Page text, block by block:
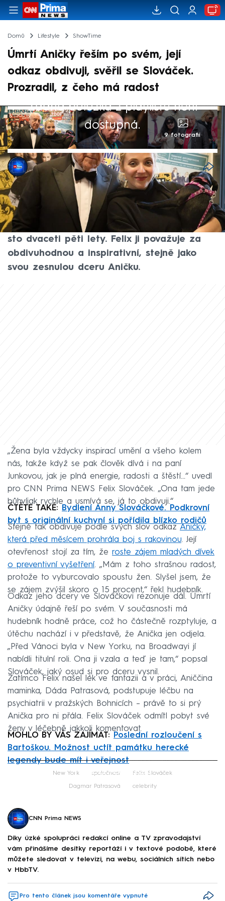
Domů Lifestyle ShowTime
Úmrtí Aničky řeším po svém, její
odkaz obdivuji, svěřil se Slováček.
Prozradil, z čeho má radost
Žádná položka z playlistu není
dostupná.
9 fotografií
CNN Prima NEWS
12. kvě 2025, 20:21
Felix Slováček si zahrál v novém klipu na
počest slavné Elišky Junkové. Nejrychlejší
žena na čtyřech kolech se narodila před
sto dvaceti pěti lety. Felix ji považuje za
obdivuhodnou a inspirativní, stejně jako
svou zesnulou dceru Aničku.
„Žena byla vždycky inspirací umění a všeho kolem
nás, takže když se pak člověk dívá i na paní
Junkovou, jak je plná energie, radosti a štěstí…“ uvedl
pro CNN Prima NEWS Felix Slováček. „Ona tam jede
bůhvíjak rychle a usmívá se, já to obdivuji.“
ČTĚTE TAKÉ:
Bydlení Anny Slováčkové. Podkrovní
byt s originální kuchyní si pořídila blízko rodičů
Stejně tak obdivuje podle svých slov odkaz Aničky,
která před měsícem prohrála boj s rakovinou. Její
otevřenost stojí za tím, že roste zájem mladých dívek
o preventivní vyšetření. „Mám z toho strašnou radost,
protože to vyburcovalo spoustu žen. Slyšel jsem, že
se zájem zvýšil skoro o 15 procent,“ řekl hudebník.
Odkaz jeho dcery ve Slováčkovi rezonuje dál. Úmrtí
Aničky údajně řeší po svém. V současnosti má
hudebník hodně práce, což ho částečně rozptyluje, a
útěchu nachází i v představě, že Anička jen odjela.
„Před Vánoci byla v New Yorku, na Broadwayi jí
nabídli titulní roli. Ona ji vzala a teď je tam,“ popsal
Slováček, jaký osud si pro dceru vysnil.
Zatímco Felix našel lék ve fantazii a v práci, Aniččina
maminka, Dáda Patrasová, podstupuje léčbu na
psychiatrii v pražských Bohnicích – právě to si prý
Anička pro ni přála. Felix Slováček odmítl pobyt své
ženy v léčebně jakkoli komentovat.
MOHLO BY VÁS ZAJÍMAT:
Poslední rozloučení s
Bartoškou. Možnost uctít památku herecké
legendy bude mít i veřejnost
Failed to fetch
New York společnost Felix Slováček
Dagmar Patrasová celebrity
CNN Prima NEWS
Díky úzké spolupráci redakcí online a TV zpravodajství
vám přinášíme desítky reportáží i v textové podobě, které
můžete sledovat v televizi, na webu, sociálních sítích nebo
v HbbTV.
Pro tento článek jsou komentáře vypnuté